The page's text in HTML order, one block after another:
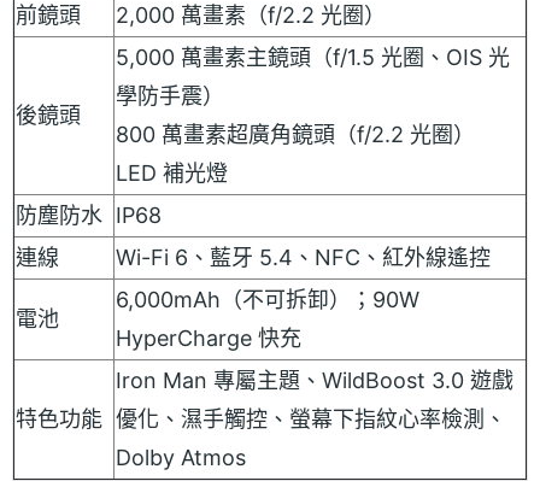
前鏡頭 2,000 萬畫素（f/2.2 光圈）
後鏡頭
5,000 萬畫素主鏡頭（f/1.5 光圈、OIS 光
學防手震）
800 萬畫素超廣角鏡頭（f/2.2 光圈）
LED 補光燈
防塵防水 IP68
連線
Wi-Fi 6、藍牙 5.4、NFC、紅外線遙控
電池
6,000mAh（不可拆卸）；90W
HyperCharge 快充
特色功能
Iron Man 專屬主題、WildBoost 3.0 遊戲
優化、濕手觸控、螢幕下指紋心率檢測、
Dolby Atmos